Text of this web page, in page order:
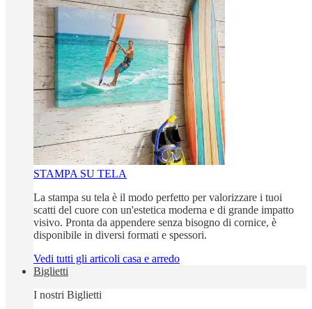
STAMPA SU TELA
La stampa su tela è il modo perfetto per valorizzare i tuoi
scatti del cuore con un'estetica moderna e di grande impatto
visivo. Pronta da appendere senza bisogno di cornice, è
disponibile in diversi formati e spessori.
Vedi tutti gli articoli casa e arredo
Biglietti
I nostri Biglietti